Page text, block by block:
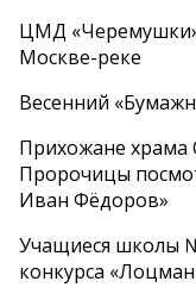
ЦМД
Москве-реке
Весенний
Прихожане храма
Пророчицы
Иван Фёдоров»
Учащиеся школы
конкурса